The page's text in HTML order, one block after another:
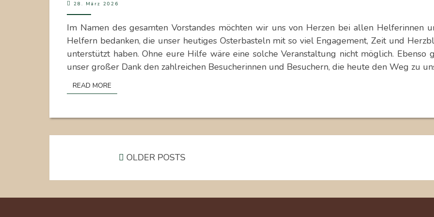
DANKESCHÖN
FÜR
UNSER
OSTERBASTELN
28. März 2026
Im Namen des gesamten Vorstandes möchten wir uns von Herzen bei allen Helferinnen
Helfern bedanken, die unser heutiges Osterbasteln mit so viel Engagement, Zeit und
unterstützt haben. Ohne eure Hilfe wäre eine solche Veranstaltung nicht möglich. Ebenso
unser großer Dank den zahlreichen Besucherinnen und Besuchern, die heute den Weg zu
READ MOREREAD MORE
n OLDER POSTS